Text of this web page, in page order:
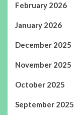
February 2026
January 2026
December 2025
November 2025
October 2025
September 2025